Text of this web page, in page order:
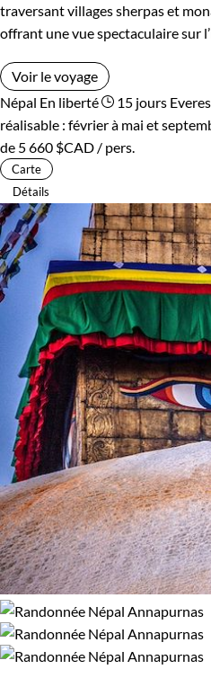
traversant villages sherpas et
offrant une vue spectaculaire sur
Voir le voyage
Népal En liberté 15 jours
réalisable : février à mai et
de 5 660 $CAD / pers.
Carte
Détails